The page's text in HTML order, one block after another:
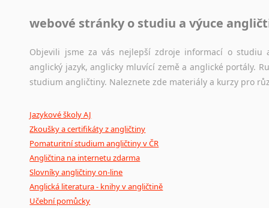
Jazykový korpus je elektronický soubor autentických
původního zdroje textu.
Ostatní pomůcky pro překladatele
poradny a pravidla
webové stránky o studiu a výuce
Objevili jsme za vás nejlepší zdroje informací o studiu
anglický jazyk, anglicky mluvící země a anglické portály.
studium angličtiny. Naleznete zde materiály a kurzy pro
Jazykové školy AJ
Zkoušky a certifikáty z angličtiny
Pomaturitní studium angličtiny v ČR
Angličtina na internetu zdarma
Slovníky angličtiny on-line
Anglická literatura - knihy v angličtině
Učební pomůcky